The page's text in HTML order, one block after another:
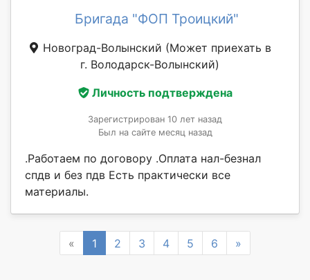
Бригада "ФОП Троицкий"
Новоград-Волынский (Может приехать в
г. Володарск-Волынский)
Личность подтверждена
Зарегистрирован 10 лет назад
Был на сайте месяц назад
.Работаем по договору .Оплата нал-безнал
спдв и без пдв Есть практически все
материалы.
« Previous
1 2 3 4 5 6 »